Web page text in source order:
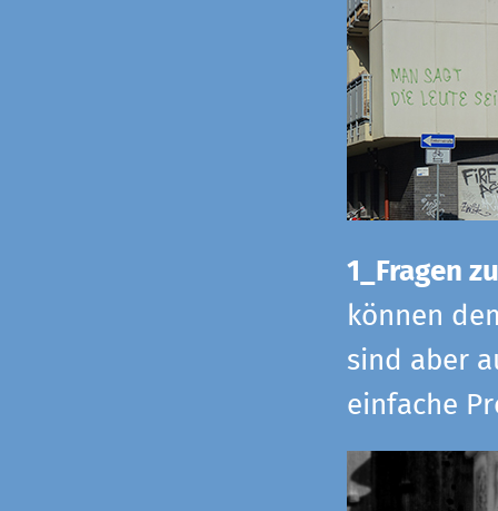
1_Fragen
können
sind aber
einfache